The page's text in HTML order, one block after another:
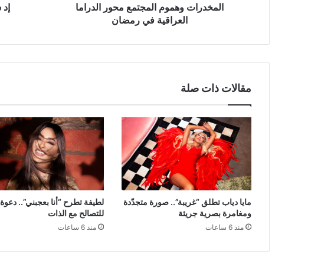
المخدرات وهموم المجتمع محور الدراما
العراقية في رمضان
مقالات ذات صلة
مايا دياب تطلق “غريبة”.. صورة متجدّدة
ومغامرة بصرية جريئة
منذ 6 ساعات
لطيفة تطرح “أنا بعجبني”.. دعوة
للتصالح مع الذات
منذ 6 ساعات